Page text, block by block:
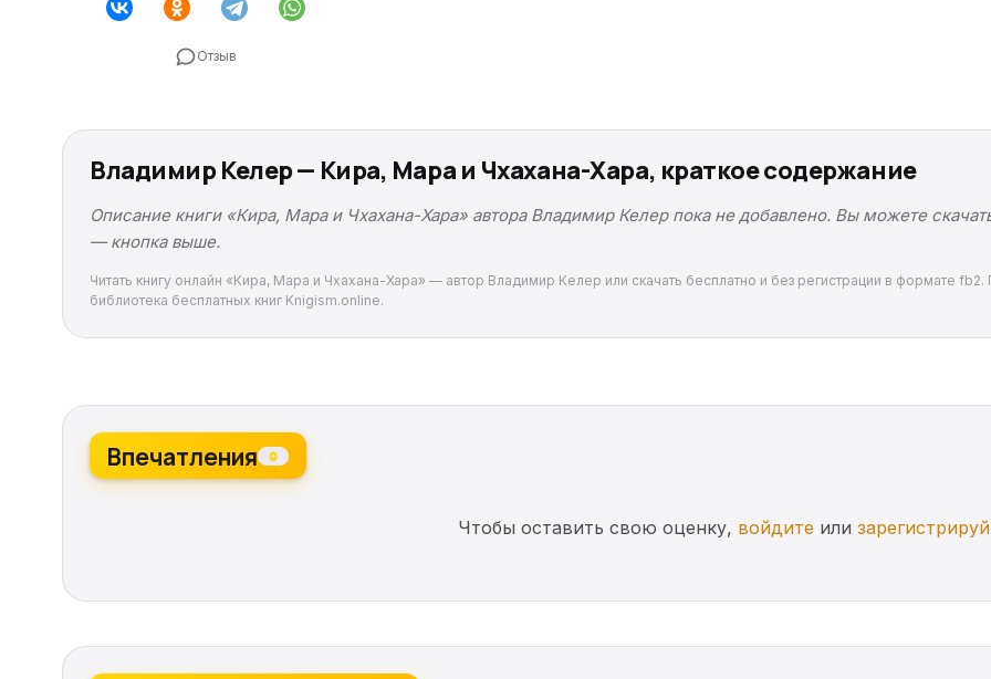
Отзыв
Владимир Келер — Кира, Мара и Чхахана-Хара, краткое содержание
Описание книги «Кира, Мара и Чхахана-Хара» автора Владимир Келер пока не добавлено. Вы можете
— кнопка выше.
Читать книгу онлайн «Кира, Мара и Чхахана-Хара» — автор Владимир Келер или скачать бесплатно и без регистрации в формате
библиотека бесплатных книг Knigism.online.
Впечатления 0
Чтобы оставить свою оценку, войдите или